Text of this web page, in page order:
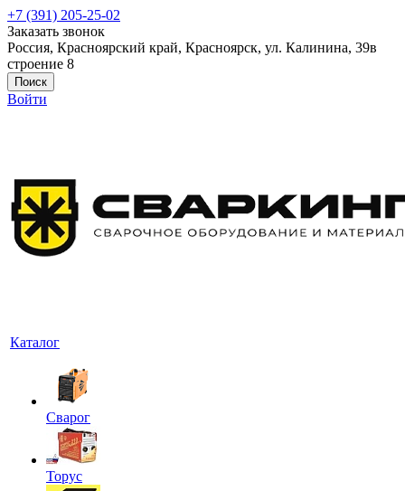
+7 (391) 205-25-02
Заказать звонок
Россия, Красноярский край, Красноярск, ул. Калинина, 39в
строение 8
Поиск
Войти
Каталог
Сварог
Торус